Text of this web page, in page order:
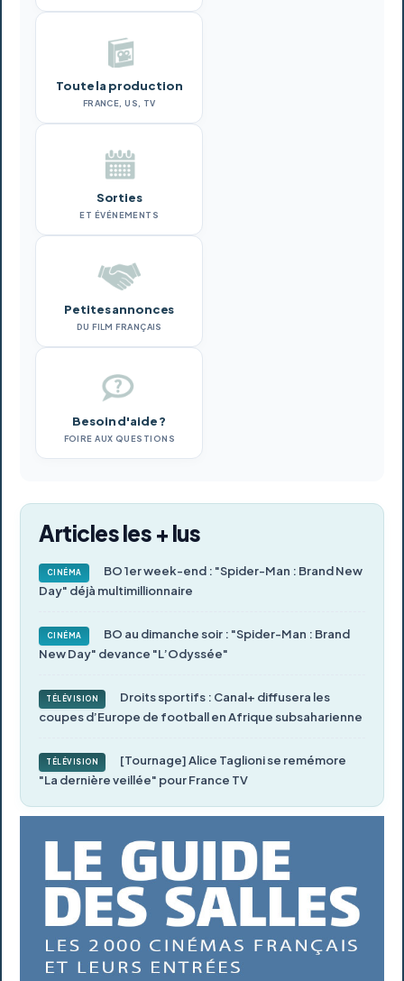
Toute la production
FRANCE, US, TV
Sorties
ET ÉVÉNEMENTS
Petites annonces
DU FILM FRANÇAIS
Besoin d'aide ?
FOIRE AUX QUESTIONS
Articles les + lus
CINÉMA
BO 1er week-end : "Spider-Man : Brand New
Day" déjà multimillionnaire
CINÉMA
BO au dimanche soir : "Spider-Man : Brand
New Day" devance "L’Odyssée"
TÉLÉVISION
Droits sportifs : Canal+ diffusera les
coupes d’Europe de football en Afrique subsaharienne
TÉLÉVISION
[Tournage] Alice Taglioni se remémore
"La dernière veillée" pour France TV